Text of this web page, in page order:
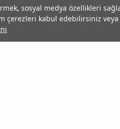
sosyal medya özellikleri
çerezleri kabul edebilirsiniz veya
İzinsiz kullanılamaz